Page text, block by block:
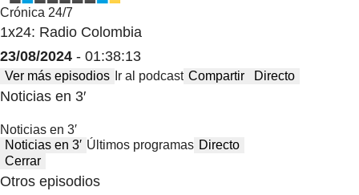
Crónica 24/7
1x24: Radio Colombia
23/08/2024 - 01:38:13
Ver más episodios Ir al podcast Compartir Directo
Noticias en 3′
Noticias en 3′
Noticias en 3′ Últimos programas Directo
Cerrar
Otros episodios